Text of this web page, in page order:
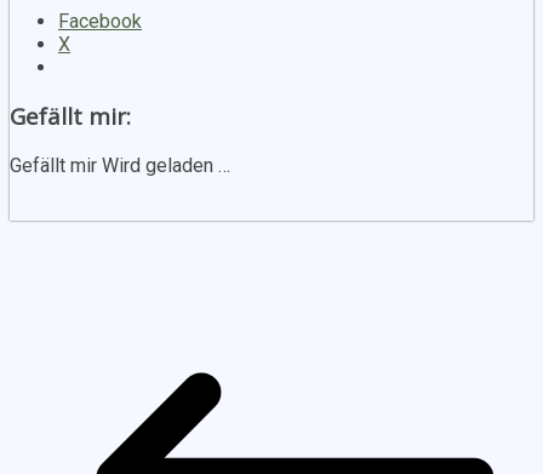
Facebook
X
Gefällt mir:
Gefällt mir Wird geladen …